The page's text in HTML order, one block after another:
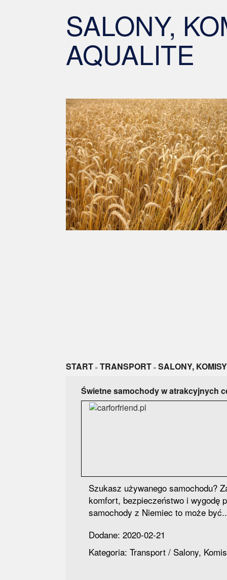
SALONY,
AQUALITE
START » TRANSPORT » SALONY, KOMISY
Świetne samochody w atrakcyjnych
Szukasz używanego samochodu?
komfort, bezpieczeństwo i wygodę
samochody z Niemiec to może
Dodane: 2020-02-21
Kategoria: Transport / Salony,